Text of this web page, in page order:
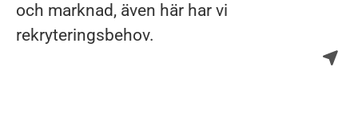
och marknad, även här har vi
rekryteringsbehov.